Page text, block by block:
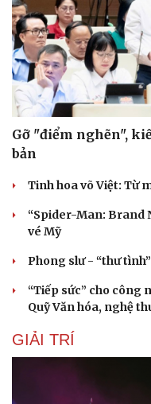
Văn hóa
Sân khấu - Điện ảnh
Văn học
Âm nhạc
Gỡ "điểm nghẽn",
bản
Tinh hoa võ Việt: Từ
“Spider-Man: Brand
vé Mỹ
Phong slư - “thư
“Tiếp sức” cho công
Quỹ Văn hóa, nghệ
GIẢI TRÍ